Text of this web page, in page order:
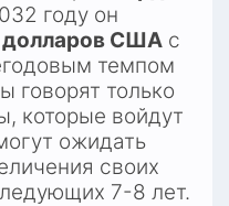
году он
долларов США с
темпом
говорят только
которые войдут
ожидать
своих
7-8 лет.​